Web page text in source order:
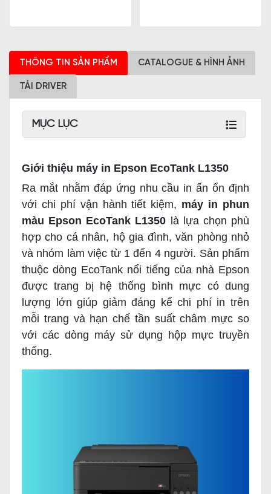
THÔNG TIN SẢN PHẨM CATALOGUE & HÌNH ẢNH
TẢI DRIVER
MỤC LỤC
Giới thiệu máy in Epson EcoTank L1350
Ra mắt nhằm đáp ứng nhu cầu in ấn ổn định
với chi phí vận hành tiết kiệm, máy in phun
màu Epson EcoTank L1350 là lựa chọn phù
hợp cho cá nhân, hộ gia đình, văn phòng nhỏ
và nhóm làm việc từ 1 đến 4 người. Sản phẩm
thuộc dòng EcoTank nổi tiếng của nhà Epson
được trang bị hệ thống bình mực có dung
lượng lớn giúp giảm đáng kể chi phí in trên
mỗi trang và hạn chế tần suất châm mực so
với các dòng máy sử dụng hộp mực truyền
thống.